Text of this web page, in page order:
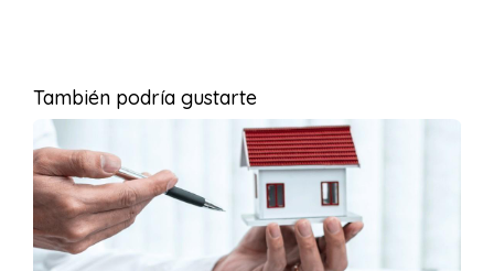
También podría gustarte